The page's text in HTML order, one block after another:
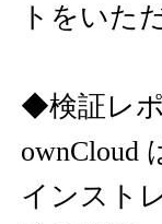
トをいた
◆検証レ
ownCloud
インスト